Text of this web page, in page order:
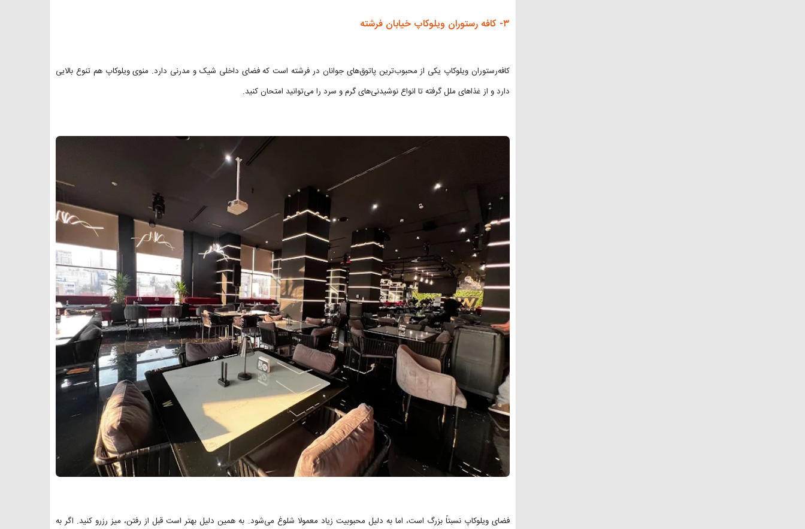
۳- کافه رستوران ویلوکاپ خیابان فرشته
کافه‌رستوران ویلوکاپ یکی از محبوب‌ترین پاتوق‌های جوانان در فرشته است که فضای داخلی شیک و مدرنی دارد. منوی ویلوکاپ هم تنوع بالایی
دارد و از غذاهای ملل گرفته تا انواع نوشیدنی‌های گرم و سرد را می‌توانید امتحان کنید.
فضای ویلوکاپ نسبتاً بزرگ است، اما به دلیل محبوبیت زیاد معمولا شلوغ می‌شود. به همین دلیل بهتر است قبل از رفتن، میز رزرو کنید. اگر به